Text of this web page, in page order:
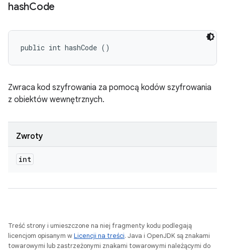
hashCode
public int hashCode ()
Zwraca kod szyfrowania za pomocą kodów szyfrowania
z obiektów wewnętrznych.
Zwroty
int
Treść strony i umieszczone na niej fragmenty kodu podlegają
licencjom opisanym wLicencji na treści. Java i OpenJDK są znakami
towarowymi lub zastrzeżonymi znakami towarowymi należącymi do